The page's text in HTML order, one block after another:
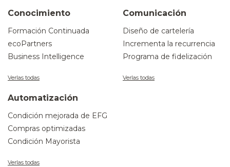
Conocimiento
Formación Continuada
ecoPartners
Business Intelligence
Verlas todas
Comunicación
Diseño de cartelería
Incrementa la recurrencia
Programa de fidelización
Verlas todas
Automatización
Condición mejorada de EFG
Compras optimizadas
Condición Mayorista
Verlas todas